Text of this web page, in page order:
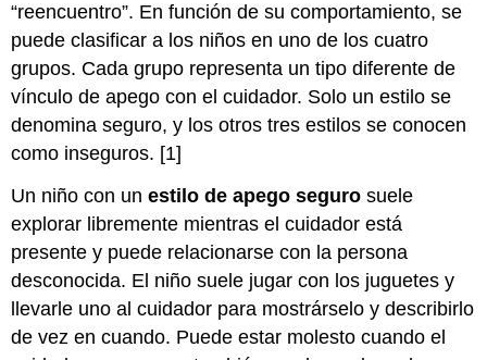
“reencuentro”. En función de su comportamiento, se
puede clasificar a los niños en uno de los cuatro
grupos. Cada grupo representa un tipo diferente de
vínculo de apego con el cuidador. Solo un estilo se
denomina seguro, y los otros tres estilos se conocen
como inseguros. [1]
Un niño con unestilo de apego segurosuele
explorar libremente mientras el cuidador está
presente y puede relacionarse con la persona
desconocida. El niño suele jugar con los juguetes y
llevarle uno al cuidador para mostrárselo y describirlo
de vez en cuando. Puede estar molesto cuando el